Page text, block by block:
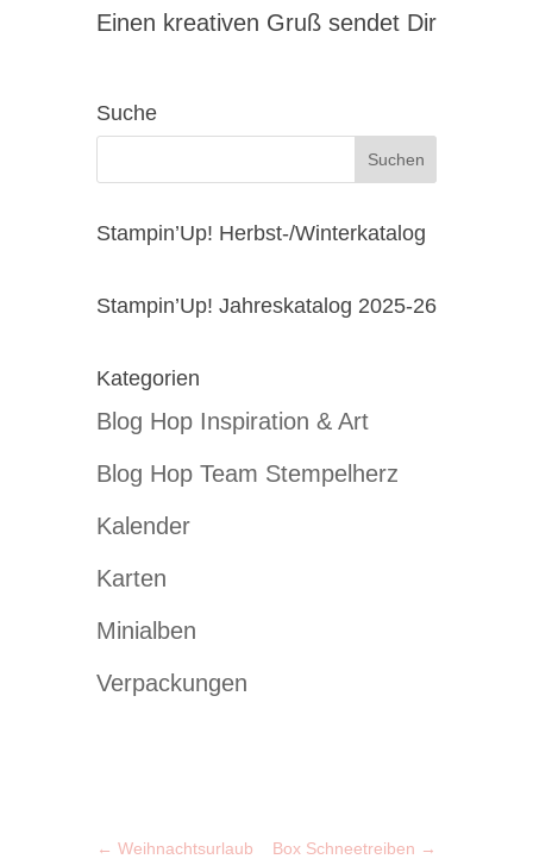
Einen kreativen Gruß sendet Dir
Suche
Stampin’Up! Herbst-/Winterkatalog
Stampin’Up! Jahreskatalog 2025-26
Kategorien
Blog Hop Inspiration & Art
Blog Hop Team Stempelherz
Kalender
Karten
Minialben
Verpackungen
← Weihnachtsurlaub Box Schneetreiben →